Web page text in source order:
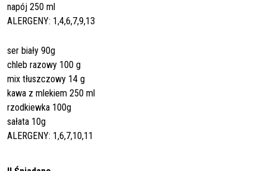
napój 250 ml
ALERGENY: 1,4,6,7,9,13
ser biały 90g
chleb razowy 100 g
mix tłuszczowy 14 g
kawa z mlekiem 250 ml
rzodkiewka 100g
sałata 10g
ALERGENY: 1,6,7,10,11